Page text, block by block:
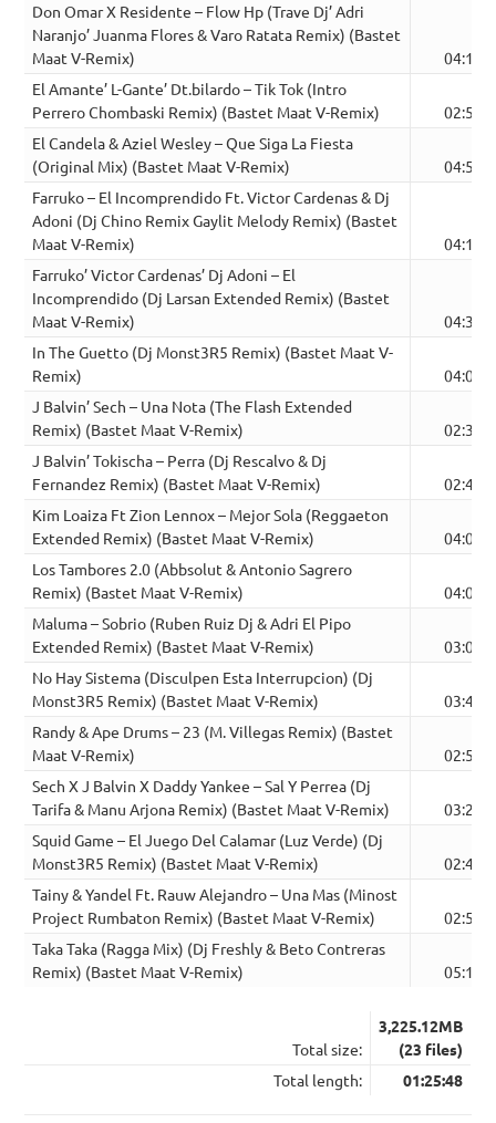
Don Omar X Residente – Flow Hp (Trave Dj’ Adri
Naranjo’ Juanma Flores & Varo Ratata Remix) (Bastet
Maat V-Remix)
04:12
El Amante’ L-Gante’ Dt.bilardo – Tik Tok (Intro
Perrero Chombaski Remix) (Bastet Maat V-Remix)
02:51
El Candela & Aziel Wesley – Que Siga La Fiesta
(Original Mix) (Bastet Maat V-Remix)
04:55
Farruko – El Incomprendido Ft. Victor Cardenas & Dj
Adoni (Dj Chino Remix Gaylit Melody Remix) (Bastet
Maat V-Remix)
04:10
Farruko’ Victor Cardenas’ Dj Adoni – El
Incomprendido (Dj Larsan Extended Remix) (Bastet
Maat V-Remix)
04:32
In The Guetto (Dj Monst3R5 Remix) (Bastet Maat V-
Remix)
04:03
J Balvin’ Sech – Una Nota (The Flash Extended
Remix) (Bastet Maat V-Remix)
02:35
J Balvin’ Tokischa – Perra (Dj Rescalvo & Dj
Fernandez Remix) (Bastet Maat V-Remix)
02:45
Kim Loaiza Ft Zion Lennox – Mejor Sola (Reggaeton
Extended Remix) (Bastet Maat V-Remix)
04:08
Los Tambores 2.0 (Abbsolut & Antonio Sagrero
Remix) (Bastet Maat V-Remix)
04:05
Maluma – Sobrio (Ruben Ruiz Dj & Adri El Pipo
Extended Remix) (Bastet Maat V-Remix)
03:06
No Hay Sistema (Disculpen Esta Interrupcion) (Dj
Monst3R5 Remix) (Bastet Maat V-Remix)
03:47
Randy & Ape Drums – 23 (M. Villegas Remix) (Bastet
Maat V-Remix)
02:59
Sech X J Balvin X Daddy Yankee – Sal Y Perrea (Dj
Tarifa & Manu Arjona Remix) (Bastet Maat V-Remix)
03:22
Squid Game – El Juego Del Calamar (Luz Verde) (Dj
Monst3R5 Remix) (Bastet Maat V-Remix)
02:45
Tainy & Yandel Ft. Rauw Alejandro – Una Mas (Minost
Project Rumbaton Remix) (Bastet Maat V-Remix)
02:59
Taka Taka (Ragga Mix) (Dj Freshly & Beto Contreras
Remix) (Bastet Maat V-Remix)
05:11
Total size:
3,225.12MB
(23 files)
Total length:
01:25:48